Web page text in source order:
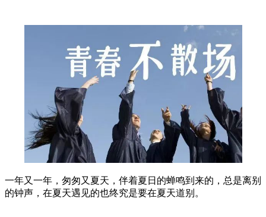
一年又一年，匆匆又夏天，伴着夏日的蝉鸣到来的，总是离别
的钟声，在夏天遇见的也终究是要在夏天道别。